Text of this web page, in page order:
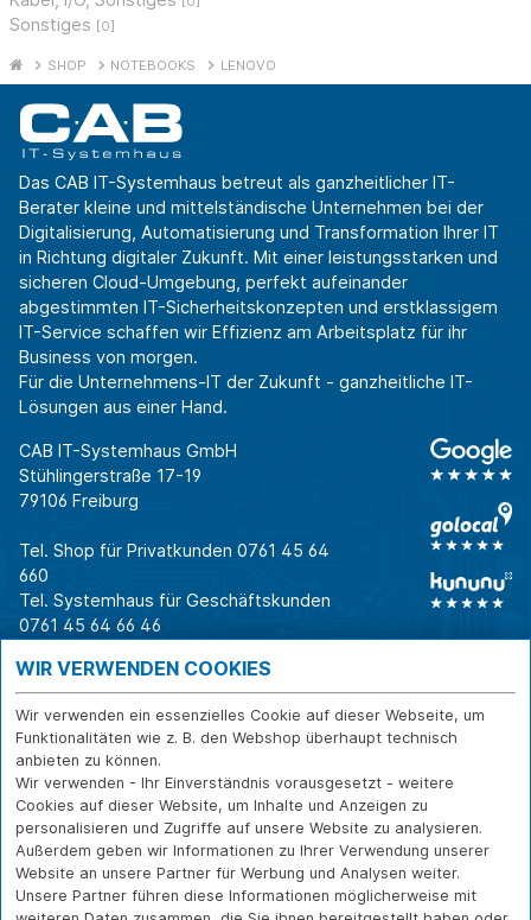
Sonstiges [0]
SHOP NOTEBOOKS LENOVO
Das CAB IT-Systemhaus betreut als ganzheitlicher IT-
Berater kleine und mittelständische Unternehmen bei der
Digitalisierung, Automatisierung und Transformation Ihrer IT
in Richtung digitaler Zukunft. Mit einer leistungsstarken und
sicheren Cloud-Umgebung, perfekt aufeinander
abgestimmten IT-Sicherheitskonzepten und erstklassigem
IT-Service schaffen wir Effizienz am Arbeitsplatz für ihr
Business von morgen.
Für die Unternehmens-IT der Zukunft - ganzheitliche IT-
Lösungen aus einer Hand.
CAB IT-Systemhaus GmbH
Stühlingerstraße 17-19
79106 Freiburg
Tel. Shop für Privatkunden 0761 45 64
660
Tel. Systemhaus für Geschäftskunden
0761 45 64 66 46
Warum CAB
Für Business-
Entscheider
Für IT-Leiter
Für Privatkunden
Erfolgsgeschichte
n
Branchen
IT für
IT-Security
IT-Infrastruktur
Softwarelösungen
WLAN-Lösungen
IT-Beratung und
Service
Reparatur
Versand- und
Zahlarten
Rücksendung und
Widerruf
Über CAB Kontakt IMPRESSUM
WIR VERWENDEN COOKIES
Wir verwenden ein essenzielles Cookie auf dieser Webseite, um
Funktionalitäten wie z. B. den Webshop überhaupt technisch
anbieten zu können.
Wir verwenden - Ihr Einverständnis vorausgesetzt - weitere
Cookies auf dieser Website, um Inhalte und Anzeigen zu
personalisieren und Zugriffe auf unsere Website zu analysieren.
Außerdem geben wir Informationen zu Ihrer Verwendung unserer
Website an unsere Partner für Werbung und Analysen weiter.
Unsere Partner führen diese Informationen möglicherweise mit